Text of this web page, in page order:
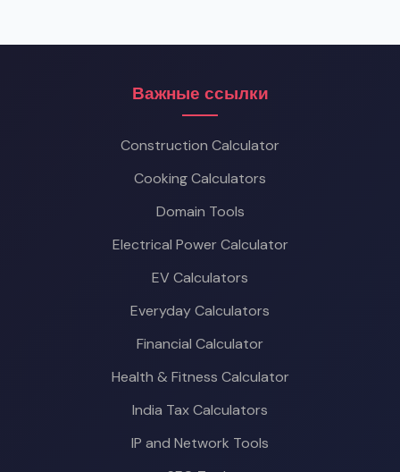
Важные ссылки
Construction Calculator
Cooking Calculators
Domain Tools
Electrical Power Calculator
EV Calculators
Everyday Calculators
Financial Calculator
Health & Fitness Calculator
India Tax Calculators
IP and Network Tools